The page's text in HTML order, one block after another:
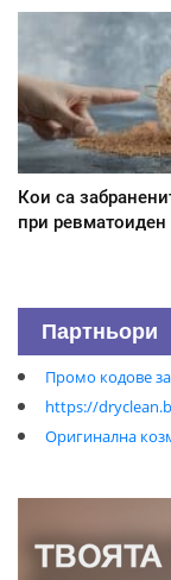
Кои са
при ревматоиден
Партньори
Промо кодове
https://
Оригинална